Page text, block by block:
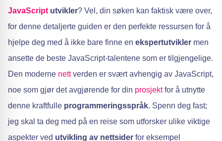
JavaScript utvikler? Vel, din søken kan faktisk være over,
for denne detaljerte guiden er den perfekte ressursen for å
hjelpe deg med å ikke bare finne en ekspertutvikler men
ansette de beste JavaScript-talentene som er tilgjengelige.
Den moderne nettverden er svært avhengig av JavaScript,
noe som gjør det avgjørende for din prosjektfor å utnytte
denne kraftfulle programmeringsspråk. Spenn deg fast;
jeg skal ta deg med på en reise som utforsker ulike viktige
aspekter ved utvikling av nettsider for eksempel